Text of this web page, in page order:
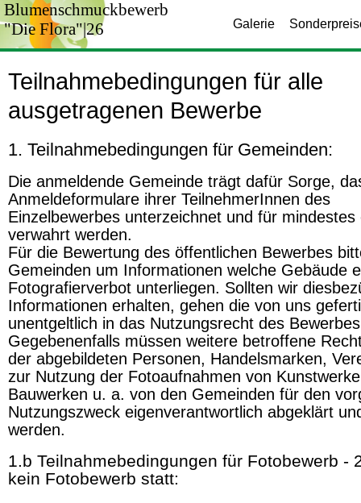
Blumenschmuckbewerb
"Die Flora"|26
Galerie
Teilnahmebedingungen für alle
ausgetragenen Bewerbe
1. Teilnahmebedingungen für Gemeinden:
Die anmeldende Gemeinde trägt dafür Sorge,
Anmeldeformulare ihrer TeilnehmerInnen des
Einzelbewerbes unterzeichnet und für mindestes
verwahrt werden.
Für die Bewertung des öffentlichen Bewerbes
Gemeinden um Informationen welche Gebäude
Fotografierverbot unterliegen. Sollten wir
Informationen erhalten, gehen die von uns
unentgeltlich in das Nutzungsrecht des
Gegebenenfalls müssen weitere betroffene
der abgebildeten Personen, Handelsmarken,
zur Nutzung der Fotoaufnahmen von
Bauwerken u. a. von den Gemeinden für den
Nutzungszweck eigenverantwortlich abgeklärt
werden.
1.b Teilnahmebedingungen für Fotobewerb -
kein Fotobewerb statt: